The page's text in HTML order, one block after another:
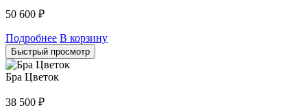
50 600 ₽
Подробнее В корзину
Быстрый просмотр
Бра Цветок
38 500 ₽